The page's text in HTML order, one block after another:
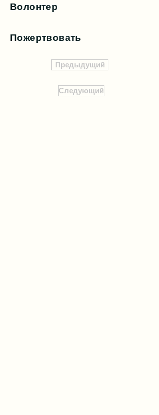
Волонтер
Пожертвовать
Предыдущий
Следующий